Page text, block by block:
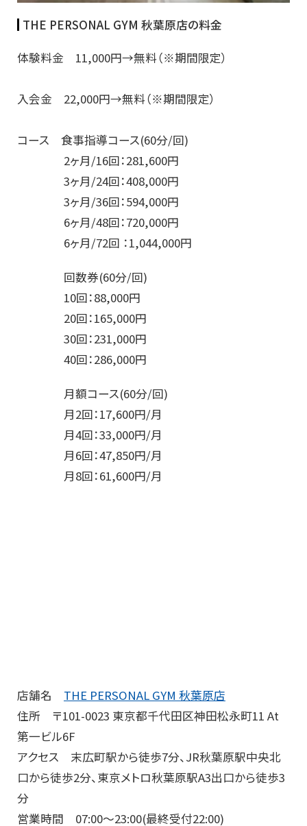
THE PERSONAL GYM 秋葉原店の料金
体験料金 11,000円→無料（※期間限定）
入会金 22,000円→無料（※期間限定）
コース 食事指導コース(60分/回)
2ヶ月/16回：281,600円
3ヶ月/24回：408,000円
3ヶ月/36回：594,000円
6ヶ月/48回：720,000円
6ヶ月/72回 ：1,044,000円
回数券(60分/回)
10回：88,000円
20回：165,000円
30回：231,000円
40回：286,000円
月額コース(60分/回)
月2回：17,600円/月
月4回：33,000円/月
月6回：47,850円/月
月8回：61,600円/月
店舗名 THE PERSONAL GYM 秋葉原店
住所 〒101-0023 東京都千代田区神田松永町11 At
第一ビル6F
アクセス 末広町駅から徒歩7分、JR秋葉原駅中央北
口から徒歩2分、東京メトロ秋葉原駅A3出口から徒歩3
分
営業時間 07:00～23:00(最終受付22:00)